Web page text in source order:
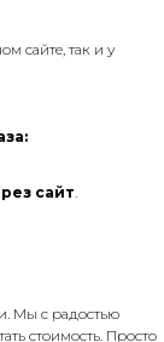
сайте, так и у
сайт.
Мы с радостью
стоимость. Просто